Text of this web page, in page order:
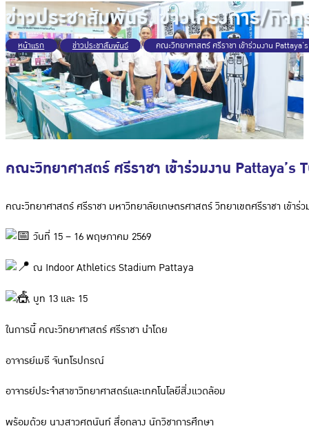
ข่าวประชาสัมพันธ์,ข่าวโครงการ/กิจ
หน้าแรก / ข่าวประชาสัมพันธ์ / คณะวิทยาศาสตร์ ศรีราชา เข้าร่วมงาน
คณะวิทยาศาสตร์ ศรีราชา เข้าร่วมงาน Pattaya’s
คณะวิทยาศาสตร์ ศรีราชา มหาวิทยาลัยเกษตรศาสตร์ วิทยาเขตศรีราชา เข้า
วันที่ 15 – 16 พฤษภาคม 2569
ณ Indoor Athletics Stadium Pattaya
บูท 13 และ 15
ในการนี้ คณะวิทยาศาสตร์ ศรีราชา นำโดย
อาจารย์เมธี จันทโรปกรณ์
อาจารย์ประจำสาขาวิทยาศาสตร์และเทคโนโลยีสิ่งแวดล้อม
พร้อมด้วย นางสาวศตนันท์ สื่อกลาง นักวิชาการศึกษา